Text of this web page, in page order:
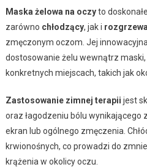
Maska żelowa na oczyto
zarówno chłodzący, jak i
zmęczonym oczom. Jej
dostosowanie żelu wewnątrz
konkretnych miejscach, takich jak
Zastosowanie zimnej terapii jest
oraz łagodzeniu bólu wynikającego
ekran lub ogólnego zmęczenia.
krwionośnych, co prowadzi do
krążenia w okolicy oczu.